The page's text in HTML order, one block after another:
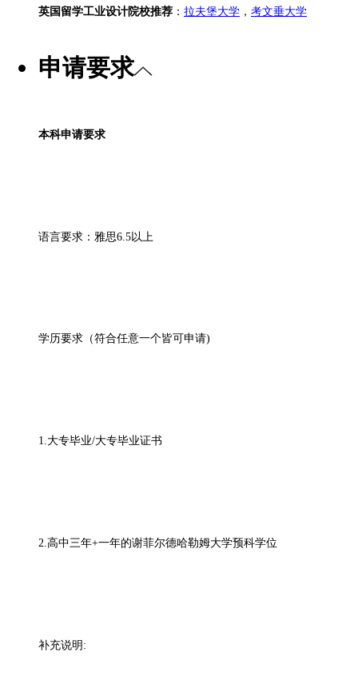
英国留学工业设计院校推荐 ： 拉夫堡大学 ， 考文垂大学
申请要求
本科申请要求
语言要求： 雅思6.5以上
学历要求（符合任意一个皆可申请)
1.大专毕业/大专毕业证书
2.高中三年+一年的谢菲尔德哈勒姆大学预科学位
补充说明 :